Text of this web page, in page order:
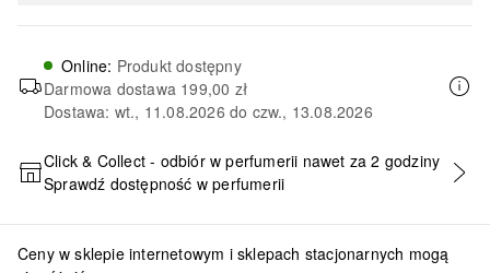
Online: Produkt dostępny
Darmowa dostawa 199,00 zł
Dostawa: wt., 11.08.2026 do czw., 13.08.2026
DODAJ DO KOSZYKA
Click & Collect - odbiór w perfumerii nawet za 2 godziny
Sprawdź dostępność w perfumerii
Ceny w sklepie internetowym i sklepach stacjonarnych mogą